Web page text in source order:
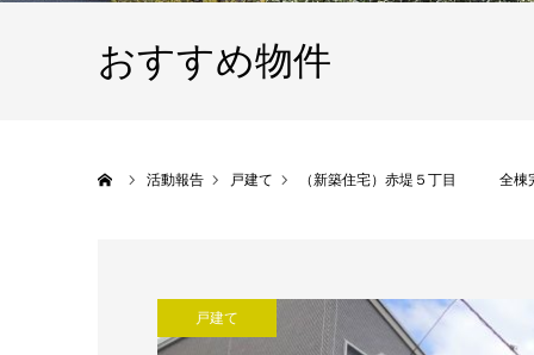
おすすめ物件
活動報告 戸建て （新築住宅）赤堤５丁目 全棟
戸建て